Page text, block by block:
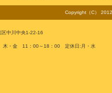
Copyright（C）
中川中央1-22-16
・金 11：00～18：00 定休日:月・水